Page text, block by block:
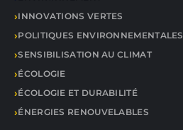
INNOVATIONS VERTES
POLITIQUES ENVIRONNEMENTALES
SENSIBILISATION AU CLIMAT
ÉCOLOGIE
ÉCOLOGIE ET DURABILITÉ
ÉNERGIES RENOUVELABLES